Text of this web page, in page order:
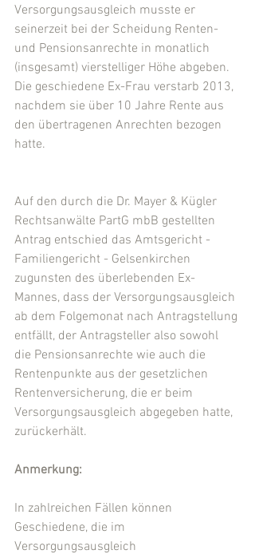
Versorgungsausgleich musste er
seinerzeit bei der Scheidung Renten-
und Pensionsanrechte in monatlich
(insgesamt) vierstelliger Höhe abgeben.
Die geschiedene Ex-Frau verstarb 2013,
nachdem sie über 10 Jahre Rente aus
den übertragenen Anrechten bezogen
hatte.
Auf den durch die Dr. Mayer & Kügler
Rechtsanwälte PartG mbB gestellten
Antrag entschied das Amtsgericht -
Familiengericht - Gelsenkirchen
zugunsten des überlebenden Ex-
Mannes, dass der Versorgungsausgleich
ab dem Folgemonat nach Antragstellung
entfällt, der Antragsteller also sowohl
die Pensionsanrechte wie auch die
Rentenpunkte aus der gesetzlichen
Rentenversicherung, die er beim
Versorgungsausgleich abgegeben hatte,
zurückerhält.
Anmerkung:
In zahlreichen Fällen können
Geschiedene, die im
Versorgungsausgleich